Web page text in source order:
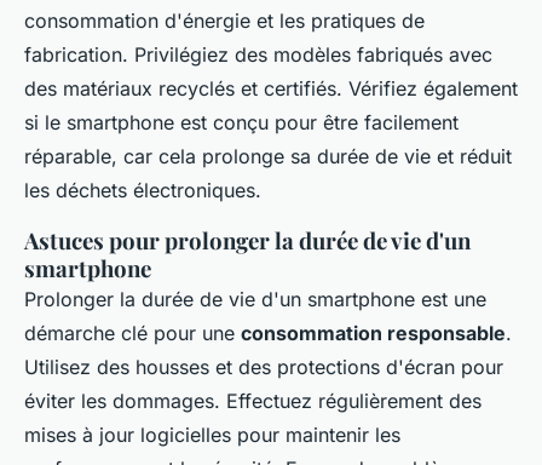
consommation d'énergie et les pratiques de
fabrication. Privilégiez des modèles fabriqués avec
des matériaux recyclés et certifiés. Vérifiez également
si le smartphone est conçu pour être facilement
réparable, car cela prolonge sa durée de vie et réduit
les déchets électroniques.
Astuces pour prolonger la durée de vie d'un
smartphone
Prolonger la durée de vie d'un smartphone est une
démarche clé pour une consommation responsable.
Utilisez des housses et des protections d'écran pour
éviter les dommages. Effectuez régulièrement des
mises à jour logicielles pour maintenir les